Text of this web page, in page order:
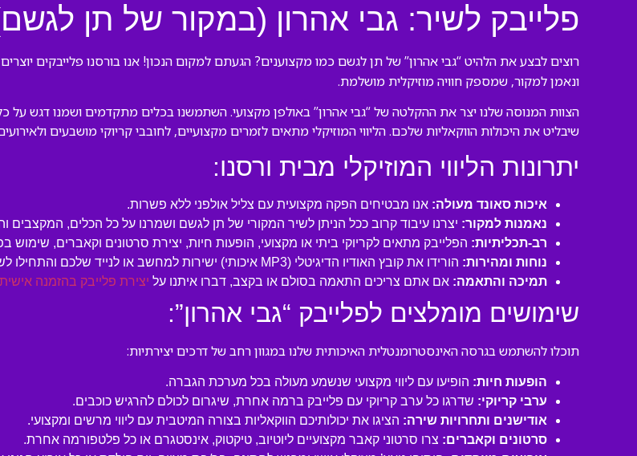
פלייבק לשיר: גבי אהרון (במקור של תן
רוצים לבצע את הלהיט “גבי אהרון” של תן לגשם כמו מקצוענים? הגעתם למקום הנכון! אנו בורסנו פלייבקים יוצרים
ונאמן למקור, שמספק חוויה מוזיקלית מושלמת.
הצוות המנוסה שלנו יצר את ההקלטה של “גבי אהרון” באולפן מקצועי. השתמשנו בכלים מתקדמים ושמנו דגש על
שיבליט את היכולות הווקאליות שלכם. הליווי המוזיקלי מתאים לזמרים מקצועיים, לחובבי קריוקי מושבעים
יתרונות הליווי המוזיקלי מבית ורסנו:
איכות סאונד מעולה: אנו מבטיחים הפקה מקצועית עם צליל אולפני ללא פשרות.
נאמנות למקור: יצרנו עיבוד קרוב ככל הניתן לשיר המקורי של תן לגשם ושמרנו על כל הכלים, המקצבים
רב-תכליתיות: הפלייבק מתאים לקריוקי ביתי או מקצועי, הופעות חיות, יצירת סרטונים וקאברים, שימוש
נוחות ומהירות: הורידו את קובץ האודיו הדיגיטלי (MP3 איכותי) ישירות למחשב או לנייד שלכם והתחילו לשיר תוך דקות!
תמיכה והתאמה: אם אתם צריכים התאמה בסולם או בקצב, דברו איתנו על יצירת פלייבק בהזמנה אישית
שימושים מומלצים לפלייבק “גבי אהרון”:
תוכלו להשתמש בגרסה האינסטרומנטלית האיכותית שלנו במגוון רחב של דרכים יצירתיות:
הופעות חיות: הופיעו עם ליווי מקצועי שנשמע מעולה בכל מערכת הגברה.
ערבי קריוקי: שדרגו כל ערב קריוקי עם פלייבק ברמה אחרת, שיגרום לכולם להרגיש כוכבים.
אודישנים ותחרויות שירה: הציגו את יכולותיכם הווקאליות בצורה המיטבית עם ליווי מרשים ומקצועי.
סרטונים וקאברים: צרו סרטוני קאבר מקצועיים ליוטיוב, טיקטוק, אינסטגרם או כל פלטפורמה אחרת.